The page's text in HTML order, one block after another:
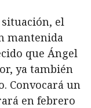
el
mantenida
que Ángel
ya también
Convocará un
en febrero